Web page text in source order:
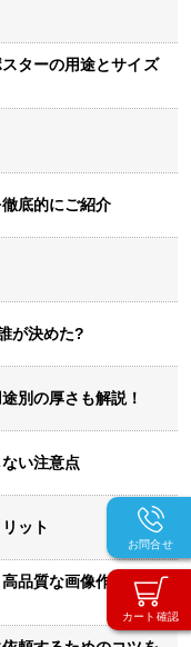
カート確認
お問合せ
ターの用途とサイズ
底的にご紹介
が決めた?
別の厚さも解説！
い注意点
ット
品質な画像作成のポ